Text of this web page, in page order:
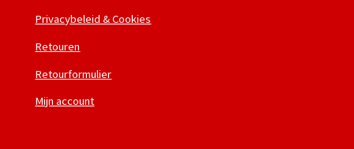
Privacybeleid & Cookies
Retouren
Retourformulier
Mijn account